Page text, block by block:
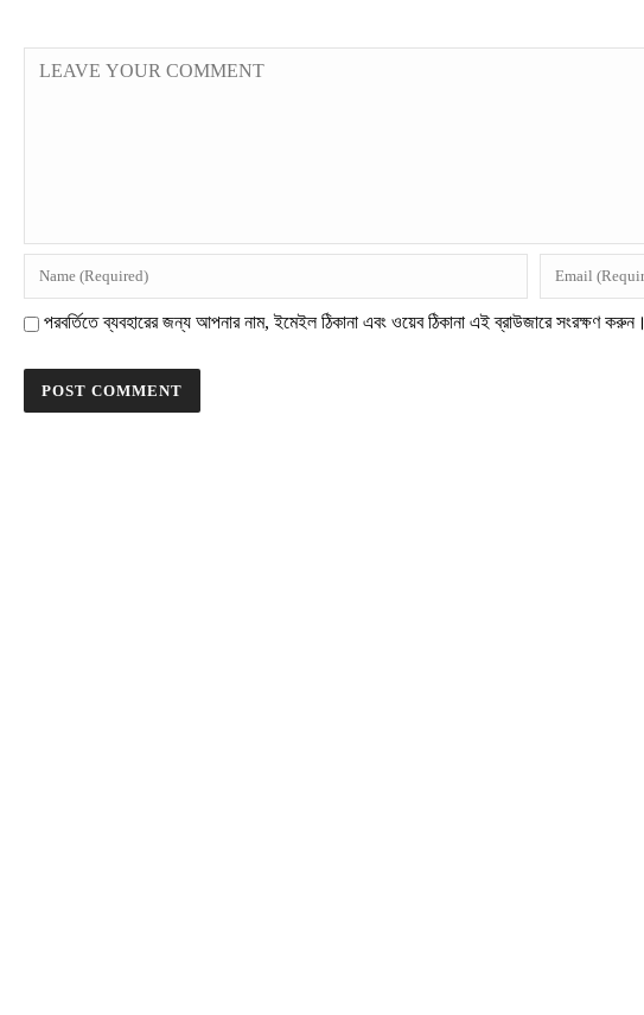
পরবর্তিতে ব্যবহারের জন্য আপনার নাম, ইমেইল ঠিকানা এবং ওয়েব ঠিকানা এই ব্রাউজারে সংরক্ষণ করুন।